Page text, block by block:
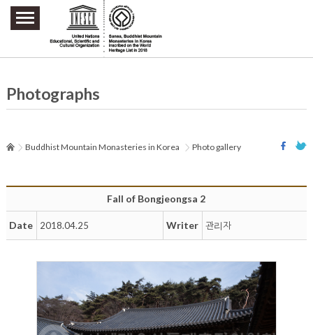
주요메뉴 바로가기
본문 바로가기
하단메뉴 바로가기
Photographs
Buddhist Mountain Monasteries in Korea Photo gallery
Fall of Bongjeongsa 2
Date 2018.04.25 Writer 관리자